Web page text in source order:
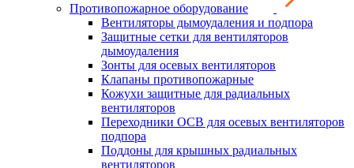
Противопожарное оборудование
Вентиляторы дымоудаления и подпора
Защитные сетки для вентиляторов
дымоудаления
Зонты для осевых вентиляторов
Клапаны противопожарные
Кожухи защитные для радиальных
вентиляторов
Переходники ОСВ для осевых вентиляторов
подпора
Поддоны для крышных радиальных
вентиляторов